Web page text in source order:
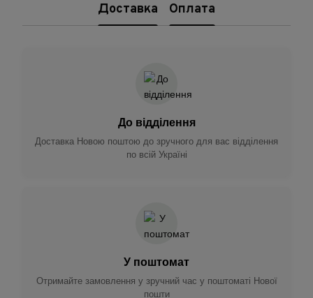
Доставка Оплата
До відділення
Доставка Новою поштою до зручного для вас відділення
по всій Україні
У поштомат
Отримайте замовлення у зручний час у поштоматі Нової
пошти